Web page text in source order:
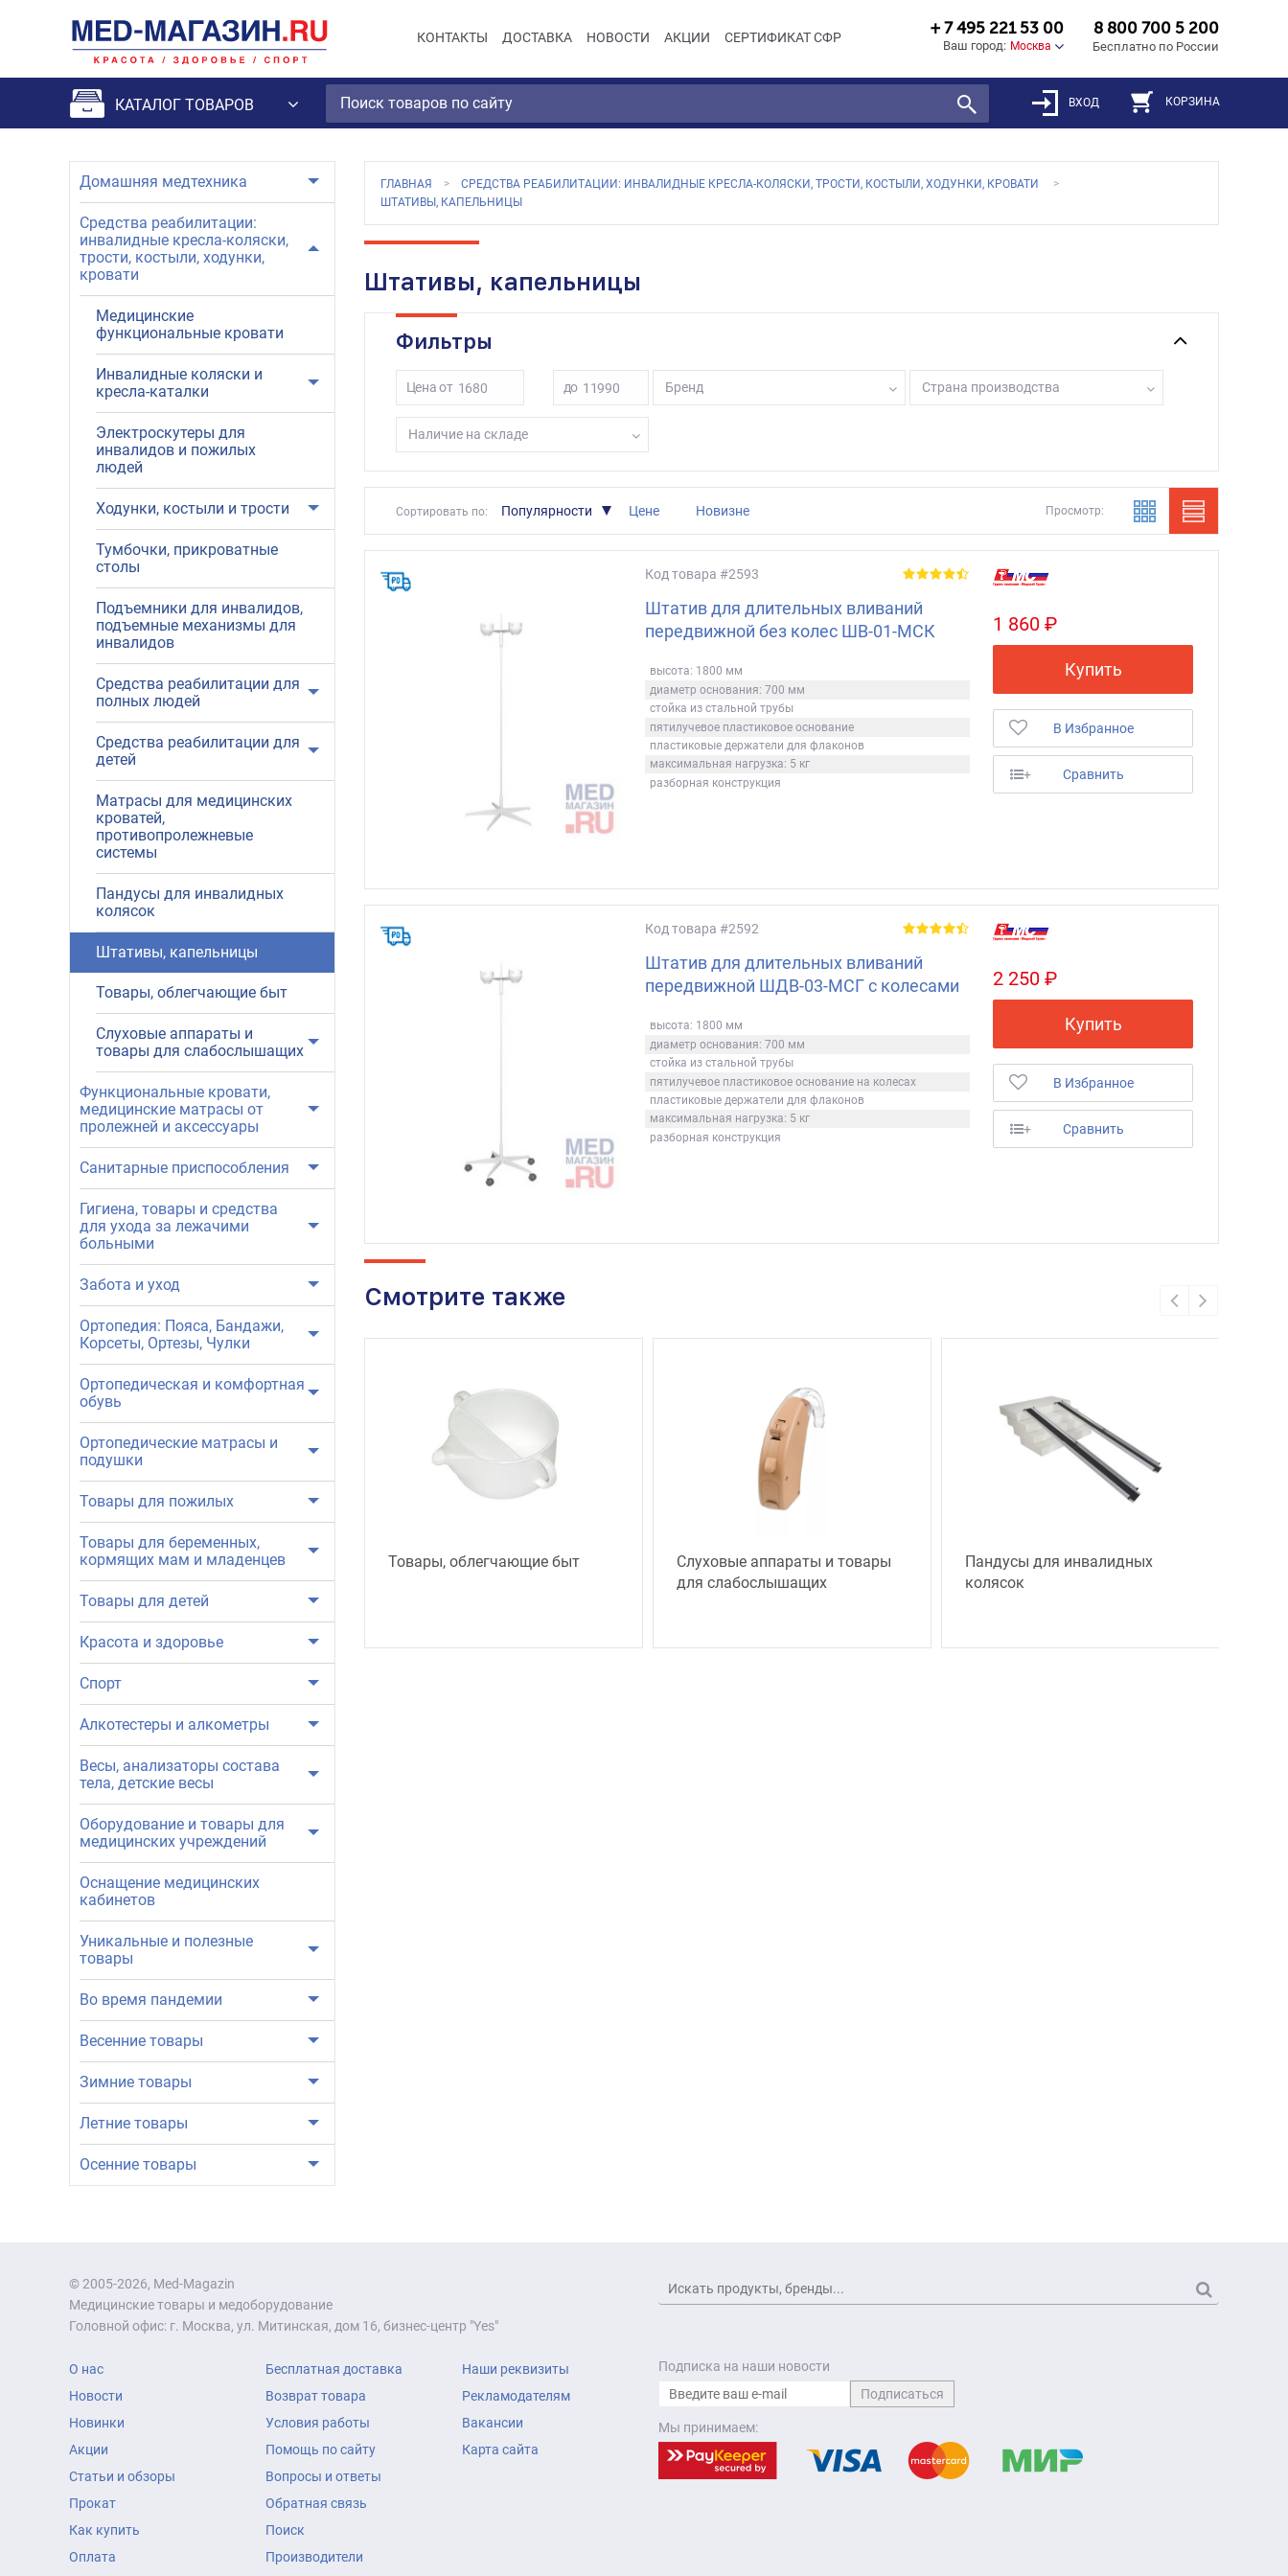
КОНТАКТЫ ДОСТАВКА НОВОСТИ АКЦИИ СЕРТИФИКАТ СФР
+ 7 495 221 53 00
Ваш город: Москва
8 800 700 5 200
Бесплатно по России
КАТАЛОГ ТОВАРОВ ВХОД КОРЗИНА
Домашняя медтехника
Средства реабилитации:
инвалидные кресла-коляски,
трости, костыли, ходунки,
кровати
Медицинские
функциональные кровати
Инвалидные коляски и
кресла-каталки
Электроскутеры для
инвалидов и пожилых
людей
Ходунки, костыли и трости
Тумбочки, прикроватные
столы
Подъемники для инвалидов,
подъемные механизмы для
инвалидов
Средства реабилитации для
полных людей
Средства реабилитации для
детей
Матрасы для медицинских
кроватей,
противопролежневые
системы
Пандусы для инвалидных
колясок
Штативы, капельницы
Товары, облегчающие быт
Слуховые аппараты и
товары для слабослышащих
Функциональные кровати,
медицинские матрасы от
пролежней и аксессуары
Санитарные приспособления
Гигиена, товары и средства
для ухода за лежачими
больными
Забота и уход
Ортопедия: Пояса, Бандажи,
Корсеты, Ортезы, Чулки
Ортопедическая и комфортная
обувь
Ортопедические матрасы и
подушки
Товары для пожилых
Товары для беременных,
кормящих мам и младенцев
Товары для детей
Красота и здоровье
Спорт
Алкотестеры и алкометры
Весы, анализаторы состава
тела, детские весы
Оборудование и товары для
медицинских учреждений
Оснащение медицинских
кабинетов
Уникальные и полезные
товары
Во время пандемии
Весенние товары
Зимние товары
Летние товары
Осенние товары
ГЛАВНАЯ
СРЕДСТВА РЕАБИЛИТАЦИИ: ИНВАЛИДНЫЕ КРЕСЛА-КОЛЯСКИ, ТРОСТИ, КОСТЫЛИ, ХОДУНКИ, КРОВАТИ
ШТАТИВЫ, КАПЕЛЬНИЦЫ
Штативы, капельницы
Фильтры
Цена от до Бренд Страна производства
Наличие на складе
Сортировать по: Популярности Цене Новизне Просмотр:
Код товара #2593
Штатив для длительных вливаний
передвижной без колес ШВ-01-МСК
высота: 1800 мм
диаметр основания: 700 мм
стойка из стальной трубы
пятилучевое пластиковое основание
пластиковые держатели для флаконов
максимальная нагрузка: 5 кг
разборная конструкция
1 860 ₽
Купить
В Избранное
+ Сравнить
Код товара #2592
Штатив для длительных вливаний
передвижной ШДВ-03-МСГ с колесами
высота: 1800 мм
диаметр основания: 700 мм
стойка из стальной трубы
пятилучевое пластиковое основание на колесах
пластиковые держатели для флаконов
максимальная нагрузка: 5 кг
разборная конструкция
2 250 ₽
Купить
В Избранное
+ Сравнить
Смотрите также
Товары, облегчающие быт
Слуховые аппараты и товары
для слабослышащих
Пандусы для инвалидных
колясок
© 2005-2026, Med-Magazin
Медицинские товары и медоборудование
Головной офис: г. Москва, ул. Митинская, дом 16, бизнес-центр "Yes"
О нас
Новости
Новинки
Акции
Статьи и обзоры
Прокат
Как купить
Оплата
Бесплатная доставка
Возврат товара
Условия работы
Помощь по сайту
Вопросы и ответы
Обратная связь
Поиск
Производители
Наши реквизиты
Рекламодателям
Вакансии
Карта сайта
Подписка на наши новости
Мы принимаем: